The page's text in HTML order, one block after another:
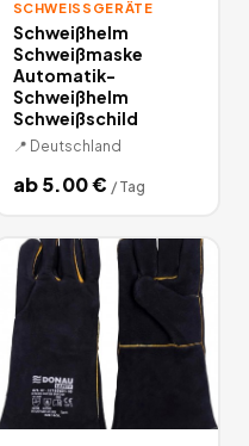
SCHWEISSGERÄTE
Schweißhelm
Schweißmaske
Automatik-
Schweißhelm
Schweißschild
📍 Deutschland
ab5.00€ / Tag